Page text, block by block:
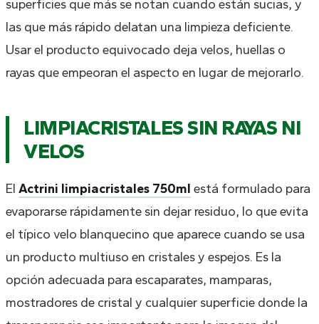
superficies que más se notan cuando están sucias, y
las que más rápido delatan una limpieza deficiente.
Usar el producto equivocado deja velos, huellas o
rayas que empeoran el aspecto en lugar de mejorarlo.
LIMPIACRISTALES SIN RAYAS NI
VELOS
El Actrini limpiacristales 750ml está formulado para
evaporarse rápidamente sin dejar residuo, lo que evita
el típico velo blanquecino que aparece cuando se usa
un producto multiuso en cristales y espejos. Es la
opción adecuada para escaparates, mamparas,
mostradores de cristal y cualquier superficie donde la